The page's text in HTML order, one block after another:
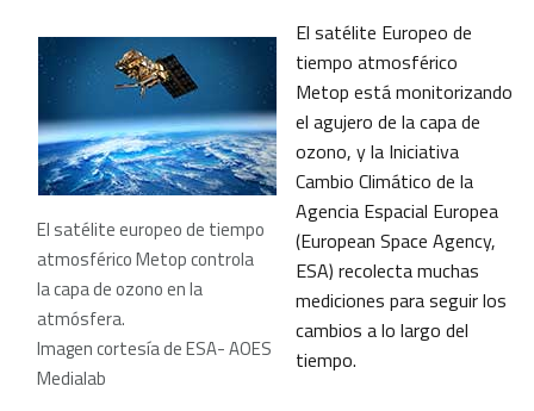
El satélite europeo de tiempo
atmosférico Metop controla
la capa de ozono en la
atmósfera.
Imagen cortesía de ESA- AOES
Medialab
El satélite Europeo de
tiempo atmosférico
Metop está monitorizando
el agujero de la capa de
ozono, y la Iniciativa
Cambio Climático de la
Agencia Espacial Europea
(European Space Agency,
ESA) recolecta muchas
mediciones para seguir los
cambios a lo largo del
tiempo.